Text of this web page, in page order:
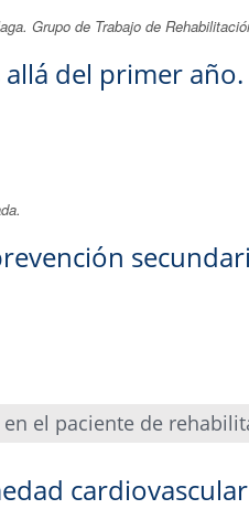
Grupo de Trabajo de
del primer
el paciente de
cardiovascular